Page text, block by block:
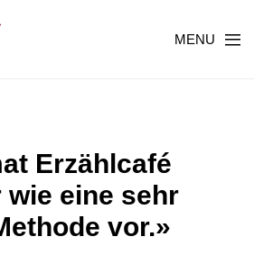
MENU
Erzählcafé
eine sehr
vor.»